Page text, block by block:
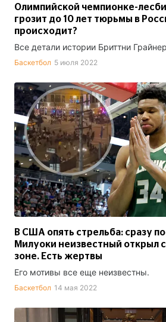
Олимпийской чемпионке-
грозит до 10 лет тюрьмы в
происходит?
Все детали истории Бриттни
Баскетбол 5 июля 2022
В США опять стрельба: сразу
Милуоки неизвестный открыл
зоне. Есть жертвы
Его мотивы все еще неизвестны.
Баскетбол 14 мая 2022